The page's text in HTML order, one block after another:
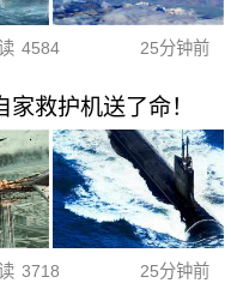
4584 25分钟前
救护机送了命！
3718 25分钟前